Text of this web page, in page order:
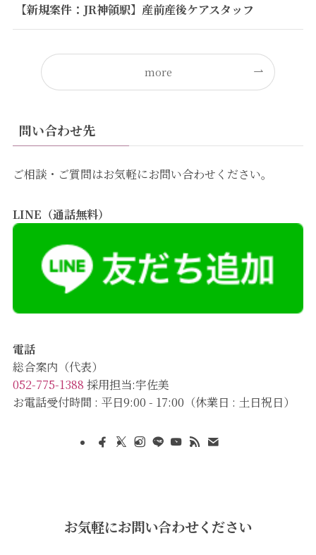
【新規案件：JR神領駅】産前産後ケアスタッフ
more
問い合わせ先
ご相談・ご質問はお気軽にお問い合わせください。
LINE（通話無料）
電話
総合案内（代表）
052-775-1388 採用担当:宇佐美
お電話受付時間 : 平日9:00 - 17:00（休業日 : 土日祝日）
お気軽にお問い合わせください